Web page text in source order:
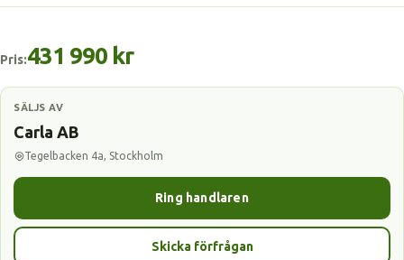
Pris:431 990 kr
SÄLJS AV
Carla AB
Tegelbacken 4a, Stockholm
Ring handlaren
Skicka förfrågan